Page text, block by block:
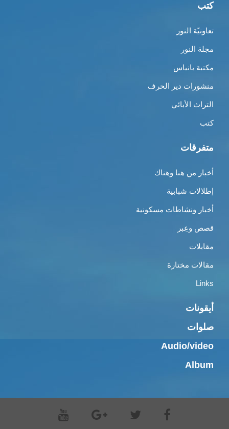
كتب
تعاونيّة النور
مجلة النور
مكتبة بانياس
منشورات دير الحرف
التراث الأبائي
كتب
متفرقات
أخبار من هنا وهناك
إطلالات شبابية
أخبار ونشاطات مسكونية
قصص وعِبر
مقابلات
مقالات مختارة
Links
أيقونات
صلوات
Audio/video
Album